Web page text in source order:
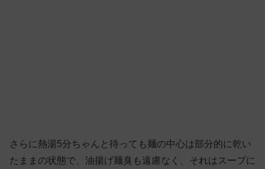
さらに熱湯5分ちゃんと待っても麺の中心は部分的に乾い
たままの状態で、油揚げ麺臭も遠慮なく、それはスープに